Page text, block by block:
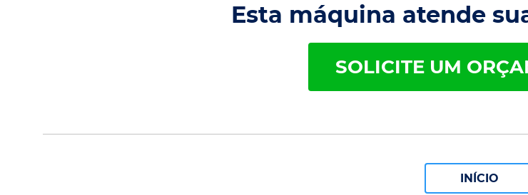
Esta máquina atende
SOLICITE UM
INÍCIO